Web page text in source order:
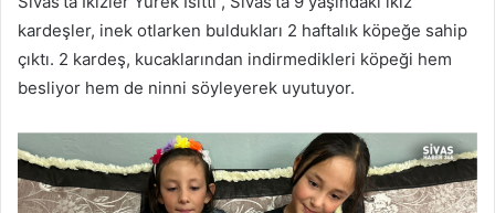
kardeşler, inek otlarken buldukları 2 haftalık köpeğe sahip
çıktı. 2 kardeş, kucaklarından indirmedikleri köpeği hem
besliyor hem de ninni söyleyerek uyutuyor.